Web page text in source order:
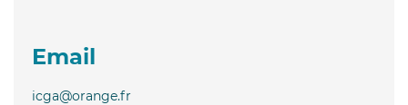
Email
icga@orange.fr